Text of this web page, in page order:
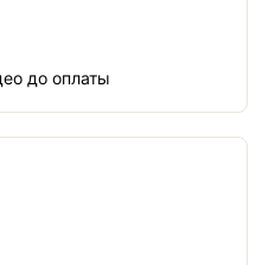
до оплаты